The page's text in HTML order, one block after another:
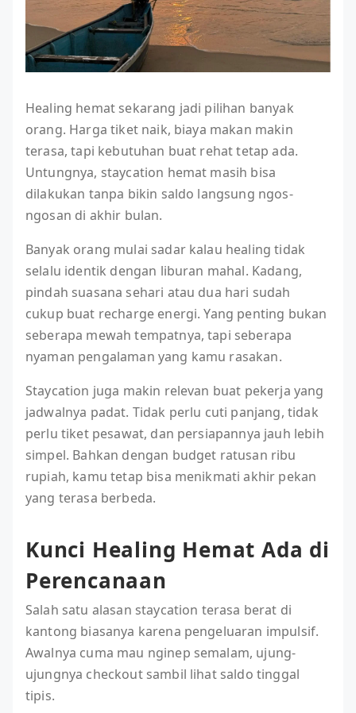
Healing hemat sekarang jadi pilihan banyak
orang. Harga tiket naik, biaya makan makin
terasa, tapi kebutuhan buat rehat tetap ada.
Untungnya, staycation hemat masih bisa
dilakukan tanpa bikin saldo langsung ngos-
ngosan di akhir bulan.
Banyak orang mulai sadar kalau healing tidak
selalu identik dengan liburan mahal. Kadang,
pindah suasana sehari atau dua hari sudah
cukup buat recharge energi. Yang penting bukan
seberapa mewah tempatnya, tapi seberapa
nyaman pengalaman yang kamu rasakan.
Staycation juga makin relevan buat pekerja yang
jadwalnya padat. Tidak perlu cuti panjang, tidak
perlu tiket pesawat, dan persiapannya jauh lebih
simpel. Bahkan dengan budget ratusan ribu
rupiah, kamu tetap bisa menikmati akhir pekan
yang terasa berbeda.
Kunci Healing Hemat Ada di
Perencanaan
Salah satu alasan staycation terasa berat di
kantong biasanya karena pengeluaran impulsif.
Awalnya cuma mau nginep semalam, ujung-
ujungnya checkout sambil lihat saldo tinggal
tipis.